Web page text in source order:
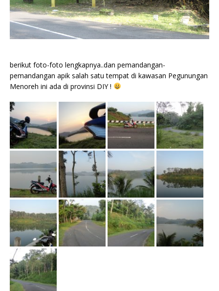
berikut foto-foto lengkapnya..dan pemandangan-
pemandangan apik salah satu tempat di kawasan Pegunungan
Menoreh ini ada di provinsi DIY !